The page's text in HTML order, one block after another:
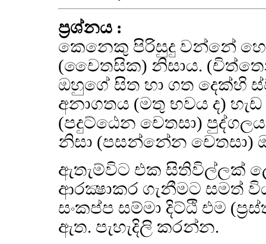
ප්‍රශ්නය :
කෙනෙකු පිරිසුදු වන්නේ
(චෛතසික) නිසාය.
ඔහුගේ සිත හා ගත දෙක්හි
අනාගතය (මතු භවය ද)
(පදුට්ඨෙන චෙතසා)
නිසා (පසන්නේන චෙතසා)
ඇතැම්විට එක සිතිවිල්ලක්
ආරක්‍ෂාකර ගැනීමට සමත්
සංකප්ප සම්මා දිට්ඨි එම
ඇත. පැහැදිලි කරන්න.